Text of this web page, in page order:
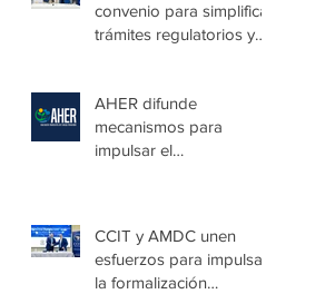
convenio para simplificar
trámites regulatorios y
AHER difunde
mecanismos para
impulsar el
CCIT y AMDC unen
esfuerzos para impulsar
la formalización